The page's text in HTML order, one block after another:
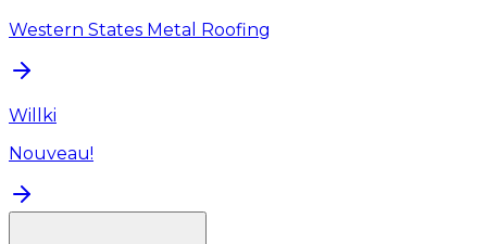
Western States Metal Roofing
Willki
Nouveau!